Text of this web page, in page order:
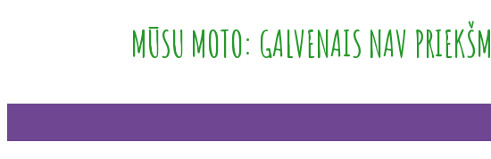
MŪSU MOTO: GALVENAIS NAV